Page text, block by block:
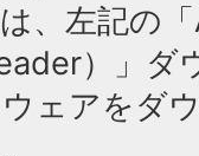
、左記の
）」ダ
ェアをダ